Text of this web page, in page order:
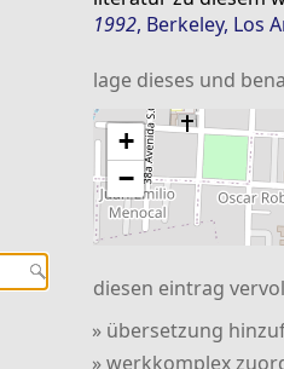
1992, Berkeley, Los
lage dieses und
+
−
diesen eintrag
» übersetzung
» werkkomplex